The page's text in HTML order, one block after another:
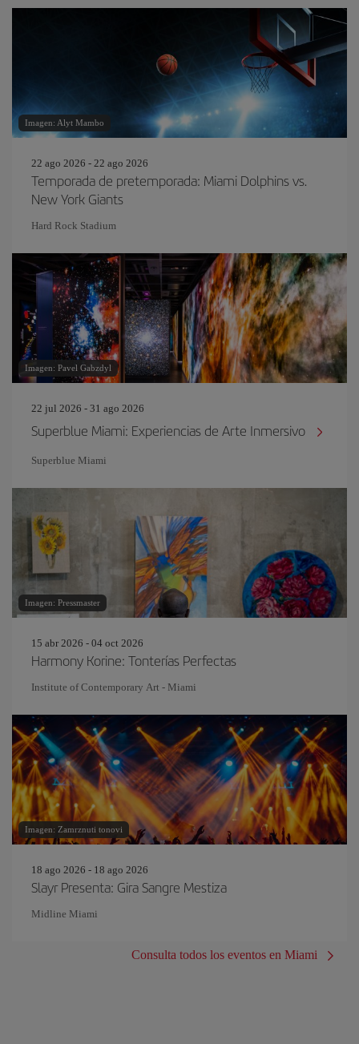
Imagen: Alyt Mambo
22 ago 2026 - 22 ago 2026
Temporada de pretemporada: Miami Dolphins vs.
New York Giants
Hard Rock Stadium
Imagen: Pavel Gabzdyl
22 jul 2026 - 31 ago 2026
Superblue Miami: Experiencias de Arte Inmersivo
Superblue Miami
Imagen: Pressmaster
15 abr 2026 - 04 oct 2026
Harmony Korine: Tonterías Perfectas
Institute of Contemporary Art - Miami
Imagen: Zamrznuti tonovi
18 ago 2026 - 18 ago 2026
Slayr Presenta: Gira Sangre Mestiza
Midline Miami
Consulta todos los eventos en Miami